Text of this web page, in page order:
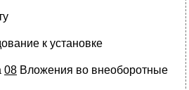
к установке
08 Вложения во внеоборотные